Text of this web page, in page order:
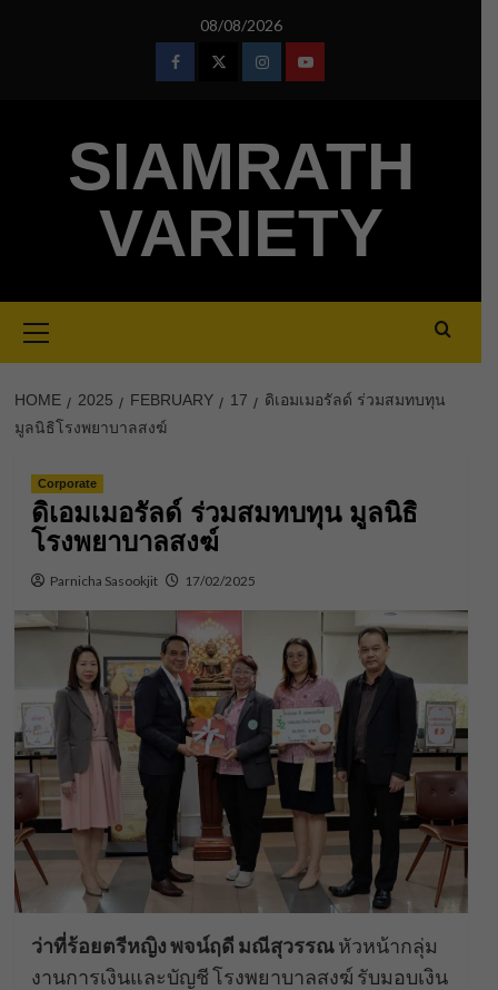
08/08/2026
FacebookTwitterInstagramYoutube
SIAMRATH
VARIETY
Menu
HOME 2025 FEBRUARY 17
ดิเอมเมอรัลด์ ร่วมสมทบทุน
มูลนิธิโรงพยาบาลสงฆ์
Corporate
ดิเอมเมอรัลด์ ร่วมสมทบทุน มูลนิธิ
โรงพยาบาลสงฆ์
Parnicha Sasookjit 17/02/2025
ว่าที่ร้อยตรีหญิง พจน์ฤดี มณีสุวรรณหัวหน้ากลุ่ม
งานการเงินและบัญชี โรงพยาบาลสงฆ์ รับมอบเงิน